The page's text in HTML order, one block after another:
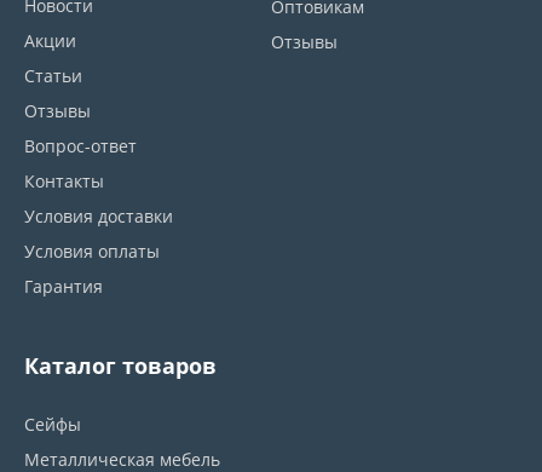
Новости
Акции
Статьи
Отзывы
Вопрос-ответ
Контакты
Условия доставки
Условия оплаты
Гарантия
Оптовикам
Отзывы
Каталог товаров
Сейфы
Металлическая мебель